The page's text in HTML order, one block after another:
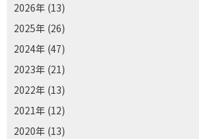
2026年 (13)
2025年 (26)
2024年 (47)
2023年 (21)
2022年 (13)
2021年 (12)
2020年 (13)